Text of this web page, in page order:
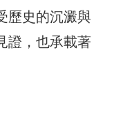
歷史的沉澱與
證，也承載著